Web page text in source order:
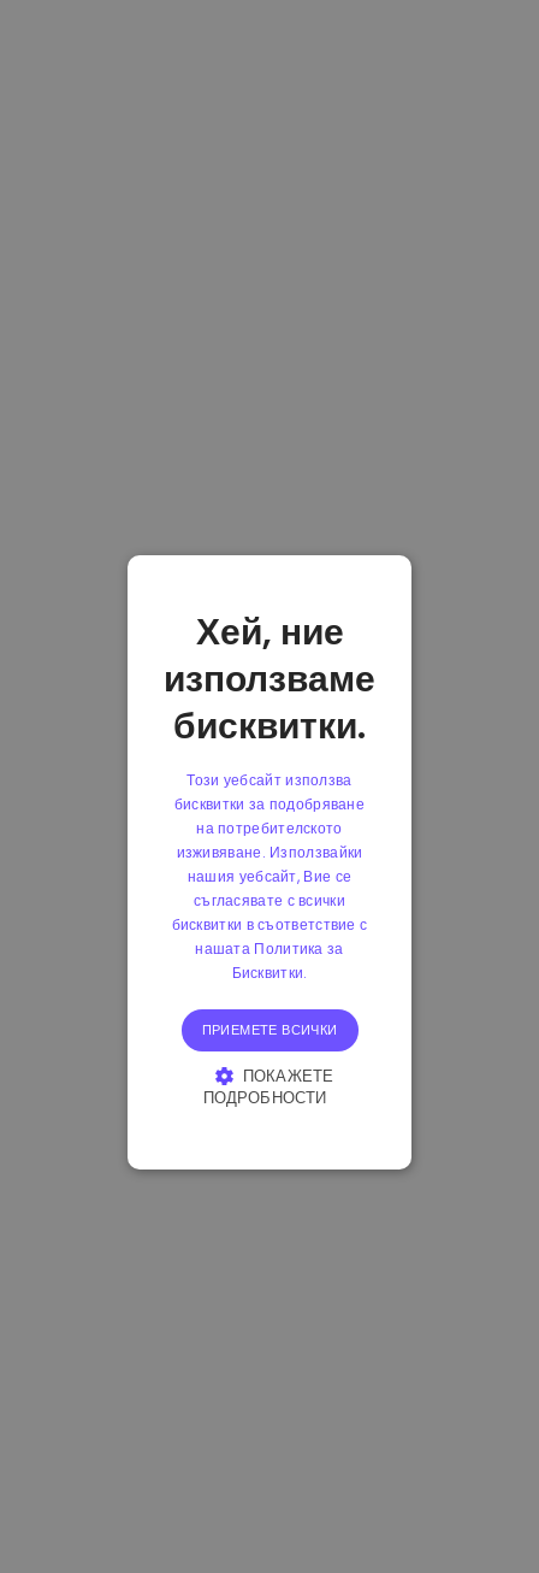
Хей, ние
използваме
бисквитки.
Този уебсайт използва
бисквитки за подобряване
на потребителското
изживяване. Използвайки
нашия уебсайт, Вие се
съгласявате с всички
бисквитки в съответствие с
нашата Политика за
Бисквитки.
ПРИЕМЕТЕ ВСИЧКИ
ПОКАЖЕТЕ
ПОДРОБНОСТИ